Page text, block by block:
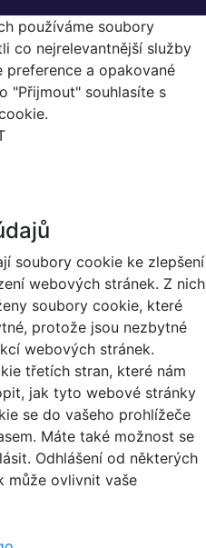
používáme soubory
co nejrelevantnější služby
preference a opakované
"Přijmout" souhlasíte s
soubory cookie ke zlepšení
webových stránek. Z nich
soubory cookie, které
protože jsou nezbytné
webových stránek.
třetích stran, které nám
jak tyto webové stránky
se do vašeho prohlížeče
Máte také možnost se
Odhlášení od některých
může ovlivnit vaše